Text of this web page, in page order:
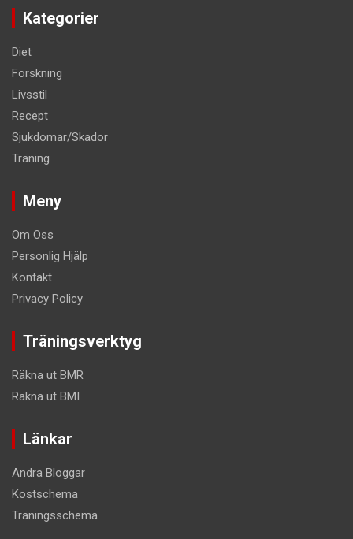
Kategorier
Diet
Forskning
Livsstil
Recept
Sjukdomar/Skador
Träning
Meny
Om Oss
Personlig Hjälp
Kontakt
Privacy Policy
Träningsverktyg
Räkna ut BMR
Räkna ut BMI
Länkar
Andra Bloggar
Kostschema
Träningsschema